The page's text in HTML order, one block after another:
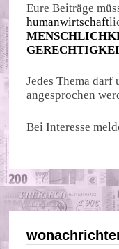
Eure Beiträge
humanwirtschaft
Jedes Thema darf
angesprochen
Bei Interesse